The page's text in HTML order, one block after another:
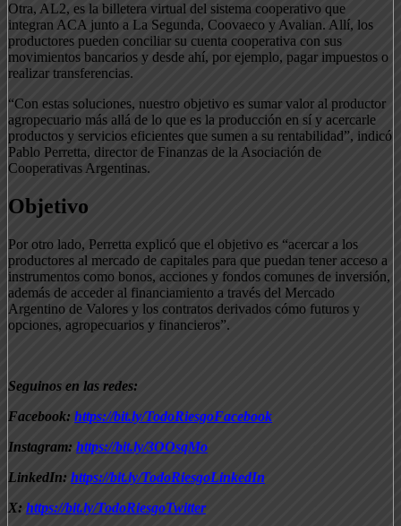
Otra, AL2, es la billetera virtual del sistema cooperativo que
integran ACA junto a La Segunda, Coovaeco y Avalian. Allí, los
productores pueden conciliar su cuenta cooperativa con sus
movimientos bancarios y desde ahí, por ejemplo, pagar impuestos o
realizar transferencias.
“Con estas soluciones, nuestro objetivo es sumar valor al productor
agropecuario más allá de lo que es la producción en sí y acercarle
productos y servicios eficientes que sumen a su rentabilidad”, indicó
Pablo Perretta, director de Finanzas de la Asociación de
Cooperativas Argentinas.
Objetivo
Por otro lado, Perretta explicó que el objetivo es “acercar a los
productores al mercado de capitales para que puedan tener acceso a
instrumentos como bonos, acciones y fondos comunes de inversión,
además de acceder al financiamiento a través del Mercado
Argentino de Valores y los contratos derivados cómo futuros y
opciones, agropecuarios y financieros”.
Seguinos en las redes:
Facebook: https://bit.ly/TodoRiesgoFacebook
Instagram: https://bit.ly/3OOsqMo
LinkedIn: https://bit.ly/TodoRiesgoLinkedIn
X: https://bit.ly/TodoRiesgoTwitter